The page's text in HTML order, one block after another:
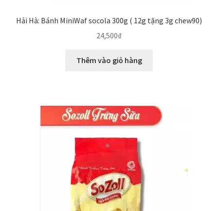
Hải Hà: Bánh MiniWaf socola 300g ( 12g tặng 3g chew90)
24,500₫
Thêm vào giỏ hàng